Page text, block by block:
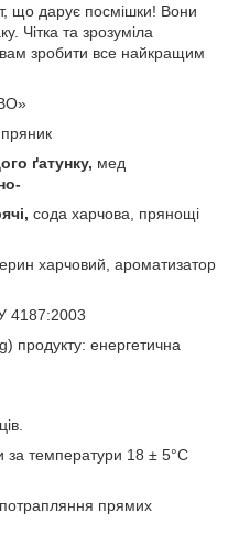
що дарує посмішки! Вони
Чітка та зрозуміла
вам зробити все найкращим
ґатунку, мед
сода харчова, прянощі
харчовий, ароматизатор
4187:2003
продукту: енергетична
за температури 18 ± 5°C
прямих